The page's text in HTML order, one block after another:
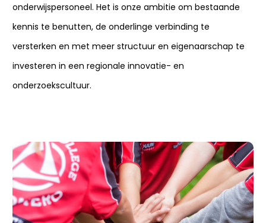
onderwijspersoneel. Het is onze ambitie om bestaande
kennis te benutten, de onderlinge verbinding te
versterken en met meer structuur en eigenaarschap te
investeren in een regionale innovatie- en
onderzoekscultuur.